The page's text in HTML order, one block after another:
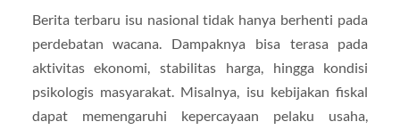
Berita terbaru isu nasional tidak hanya berhenti pada
perdebatan wacana. Dampaknya bisa terasa pada
aktivitas ekonomi, stabilitas harga, hingga kondisi
psikologis masyarakat. Misalnya, isu kebijakan fiskal
dapat memengaruhi kepercayaan pelaku usaha,